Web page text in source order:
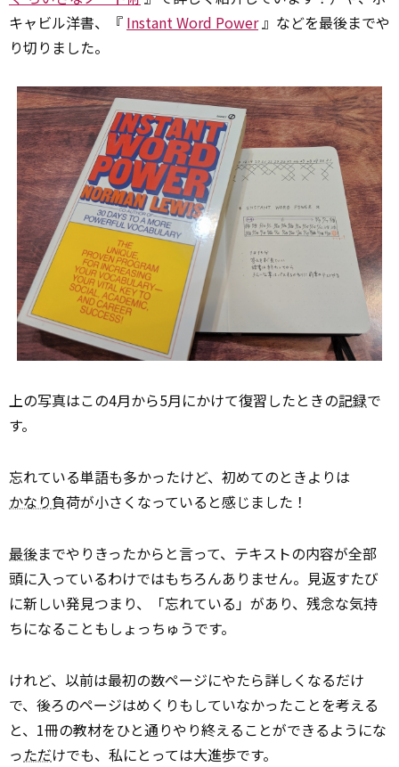
キャビル洋書、『 Instant Word Power』などを最後までや
り切りました。
上の写真はこの4月から5月にかけて復習したときの記録で
す。
忘れている単語も多かったけど、初めてのときよりは
かなり負荷が小さくなっていると感じました！
最後までやりきったからと言って、テキストの内容が全部
頭に入っているわけではもちろんありません。見返すたび
に新しい発見つまり、「忘れている」があり、残念な気持
ちになることもしょっちゅうです。
けれど、以前は最初の数ページにやたら詳しくなるだけ
で、後ろのページはめくりもしていなかったことを考える
と、1冊の教材をひと通りやり終えることができるようにな
っただけでも、私にとっては大進歩です。